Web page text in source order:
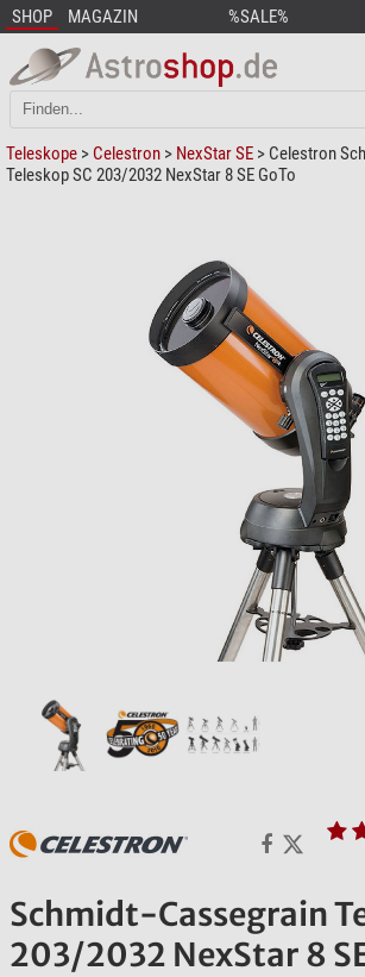
SHOP MAGAZIN %SALE%
Teleskope > Celestron > NexStar SE > Celestron
Teleskop SC 203/2032 NexStar 8 SE GoTo
Schmidt-Cassegrain
203/2032 NexStar 8